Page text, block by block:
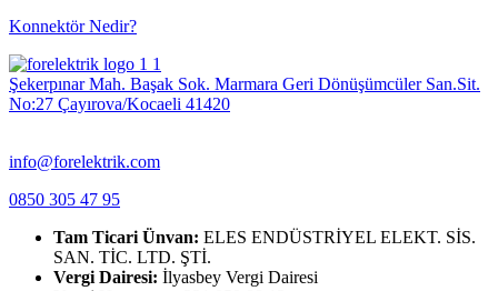
Konnektör Nedir?
Şekerpınar Mah. Başak Sok. Marmara Geri Dönüşümcüler San.Sit.
No:27 Çayırova/Kocaeli 41420
info@forelektrik.com
0850 305 47 95
Tam Ticari Ünvan: ELES ENDÜSTRİYEL ELEKT. SİS.
SAN. TİC. LTD. ŞTİ.
Vergi Dairesi: İlyasbey Vergi Dairesi